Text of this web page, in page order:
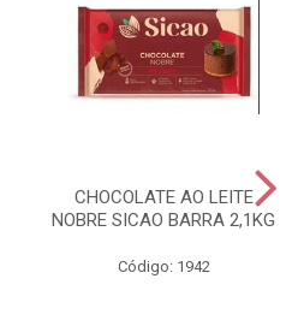
CHOCOLATE AO LEITE
NOBRE SICAO BARRA 2,1KG
Código: 1942